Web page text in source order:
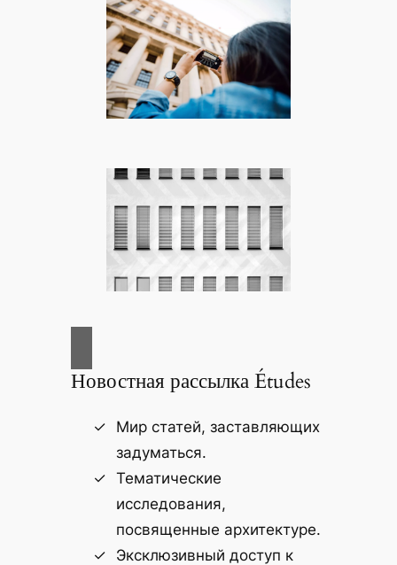
Новостная рассылка Études
Мир статей, заставляющих
задуматься.
Тематические
исследования,
посвященные архитектуре.
Эксклюзивный доступ к